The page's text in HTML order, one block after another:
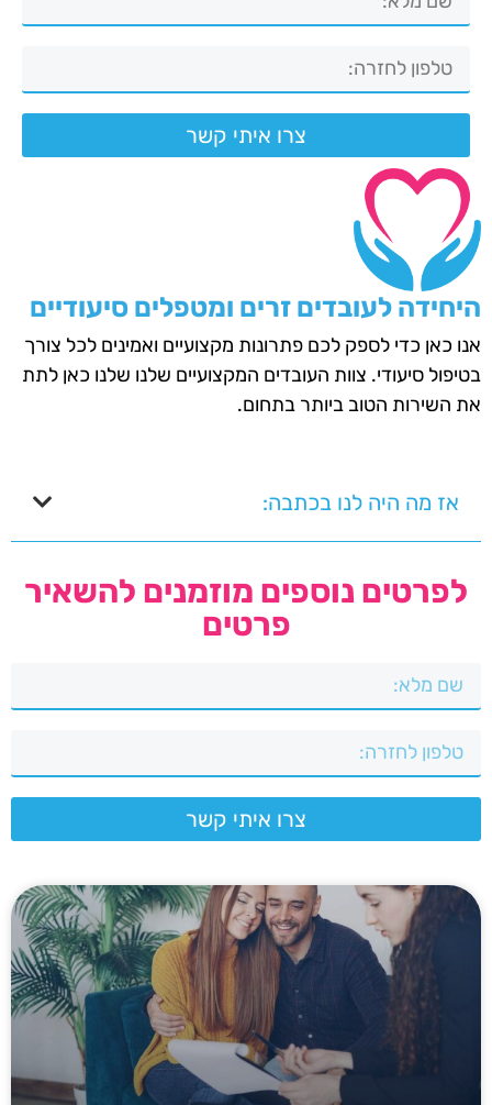
צרו איתי קשר
היחידה לעובדים זרים ומטפלים סיעודיים
אנו כאן כדי לספק לכם פתרונות מקצועיים ואמינים לכל צורך
בטיפול סיעודי. צוות העובדים המקצועיים שלנו שלנו כאן לתת
את השירות הטוב ביותר בתחום.
אז מה היה לנו בכתבה:
לפרטים נוספים מוזמנים להשאיר
פרטים
צרו איתי קשר